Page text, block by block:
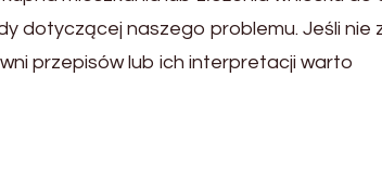
dotyczącej naszego problemu. Jeśli nie
przepisów lub ich interpretacji warto